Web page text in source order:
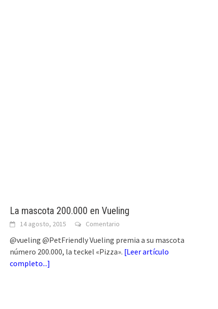
La mascota 200.000 en Vueling
14 agosto, 2015 Comentario
@vueling @PetFriendly Vueling premia a su mascota
número 200.000, la teckel «Pizza». [Leer artículo
completo...]